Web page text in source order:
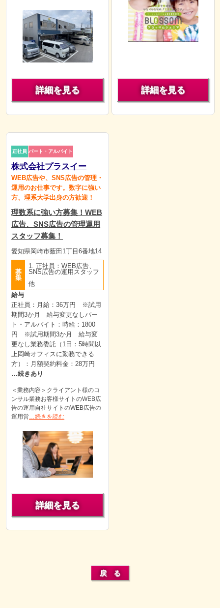
詳細を見る 詳細を見る
正社員 パート・アルバイト
株式会社プラスイー
WEB広告や、SNS広告の管理・
運用のお仕事です。数字に強い
方、理系大学出身の方歓迎！
理数系に強い方募集！WEB
広告、SNS広告の管理運用
スタッフ募集！
愛知県岡崎市薮田1丁目6番地14
募
集
1. 正社員：WEB広告、
SNS広告の運用スタッフ
他
給与
正社員：月給：36万円 ※試用
期間3か月 給与変更なしパー
ト・アルバイト：時給：1800
円 ※試用期間3か月 給与変
更なし業務委託（1日：5時間以
上岡崎オフィスに勤務できる
方）：月額契約料金：28万円
…続きあり
＜業務内容＞クライアント様のコ
ンサル業務お客様サイトのWEB広
告の運用自社サイトのWEB広告の
運用営…続きを読む
詳細を見る
戻 る